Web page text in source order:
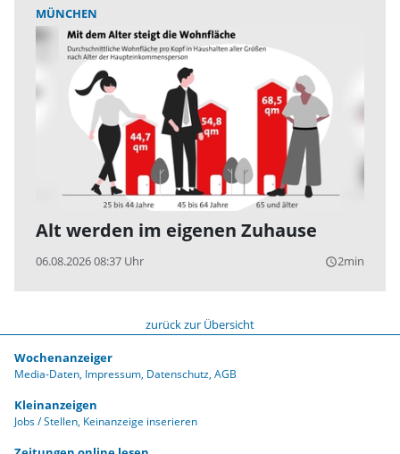
MÜNCHEN
Alt werden im eigenen Zuhause
06.08.2026 08:37 Uhr query_builder2min
zurück zur Übersicht
Wochenanzeiger
Media-Daten Impressum Datenschutz AGB
Kleinanzeigen
Jobs / Stellen Keinanzeige inserieren